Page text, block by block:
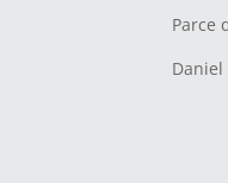
Parce
Daniel